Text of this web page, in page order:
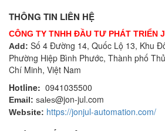
THÔNG TIN LIÊN HỆ
CÔNG TY TNHH ĐẦU TƯ PHÁT TRIỂN
Add: Số 4 Đường 14, Quốc Lộ 13, Khu
Phường Hiệp Bình Phước, Thành phố
Chí Minh, Việt Nam
Hotline: 0941035500
Email: sales@jon-jul.com
Website: https://jonjul-automation.com/